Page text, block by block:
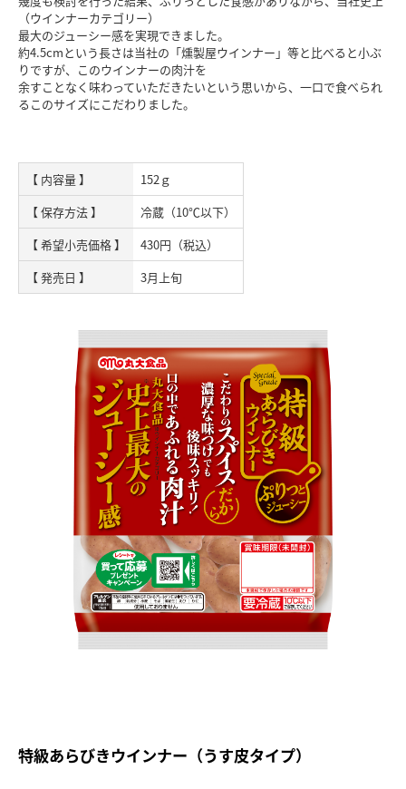
（ウインナーカテゴリー）
最大のジューシー感を実現できました。
約4.5cmという長さは当社の「燻製屋ウインナー」等と比べると小ぶ
りですが、このウインナーの肉汁を
余すことなく味わっていただきたいという思いから、一口で食べられ
るこのサイズにこだわりました。
【 内容量 】
152ｇ
【 保存方法 】
冷蔵（10℃以下）
【 希望小売価格 】
430円（税込）
【 発売日 】
3月上旬
特級あらびきウインナー（うす皮タイプ）